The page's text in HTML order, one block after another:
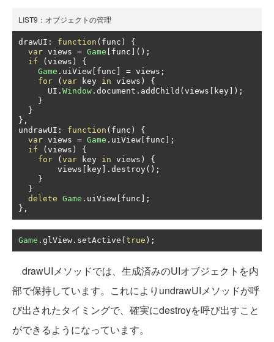
LIST9：オブジェクトの管理
drawUI : function ( func )
{
var views = Game func ]();
if
( views )
{
Game . uiView func = views ;
for
( var key in views )
{
      UI
. Window . document . addChild ( views key ]);
}
}
},
undrawUI : function ( func )
{
var views = Game . uiView func ];
if
( views )
{
for
( var key in views )
{
        views
key ]. destroy();
}
}
delete Game . uiView func ];
},
Game . glView . setActive ( true );
drawUIメソッドでは、生成済みのUIオブジェクトを内
部で保持しています。これによりundrawUIメソッドが呼
び出されたタイミングで、確実にdestroyを呼び出すこと
ができるようになっています。